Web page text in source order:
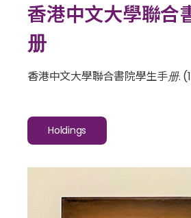
香港中文大學聯合
册
香港中文大學聯合書院學生手册.
Holdings